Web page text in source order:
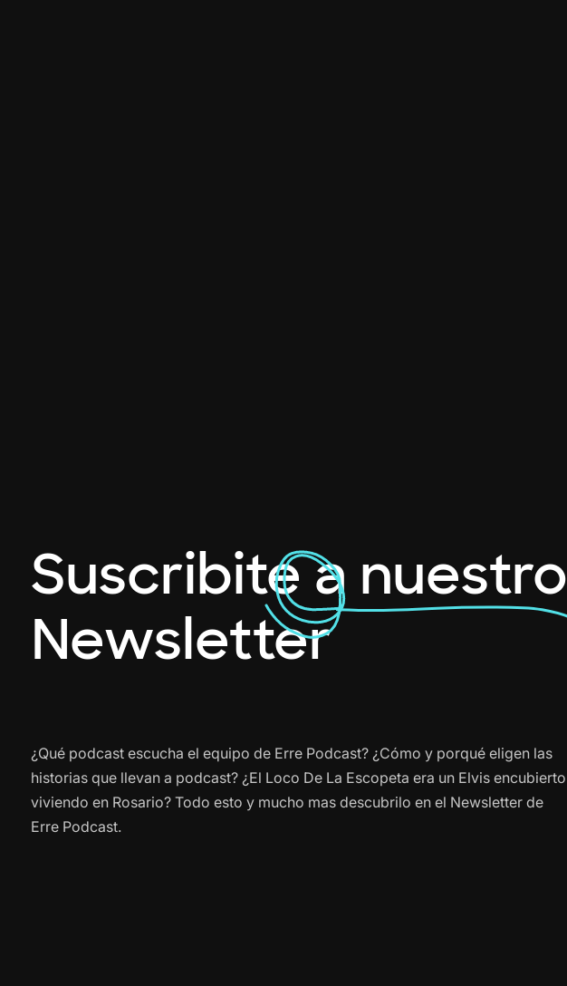
Suscribite a nuestro
Newsletter
¿Qué podcast escucha el equipo de Erre Podcast? ¿Cómo y porqué eligen las
historias que llevan a podcast? ¿El Loco De La Escopeta era un Elvis encubierto
viviendo en Rosario? Todo esto y mucho mas descubrilo en el Newsletter de
Erre Podcast.